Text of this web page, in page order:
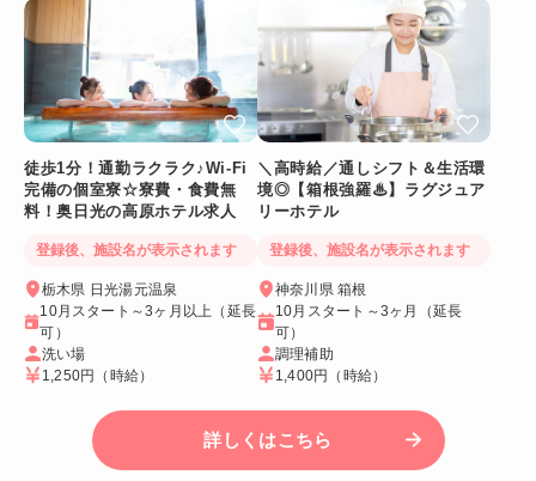
徒歩1分！通勤ラクラク♪Wi-Fi
完備の個室寮☆寮費・食費無
料！奥日光の高原ホテル求人
登録後、施設名が表示されます
栃木県 日光湯元温泉
10月スタート～3ヶ月以上（延長
可）
洗い場
1,250円 （時給）
＼高時給／通しシフト＆生活環
境◎【箱根強羅♨】ラグジュア
リーホテル
登録後、施設名が表示されます
神奈川県 箱根
10月スタート～3ヶ月（延長
可）
調理補助
1,400円 （時給）
詳しくはこちら